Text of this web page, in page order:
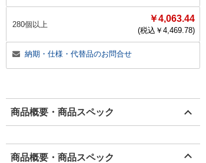
280個以上
￥4,063.44
(税込￥ 4,469.78)
納期・仕様・代替品のお問合せ
商品概要・商品スペック
商品概要・商品スペック